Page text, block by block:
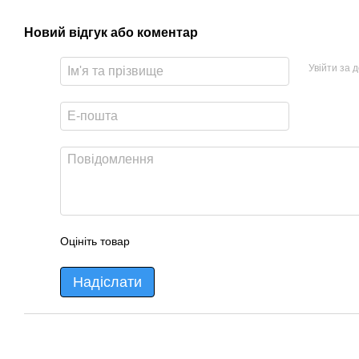
Новий відгук або коментар
Увійти за
Оцініть товар
Надіслати